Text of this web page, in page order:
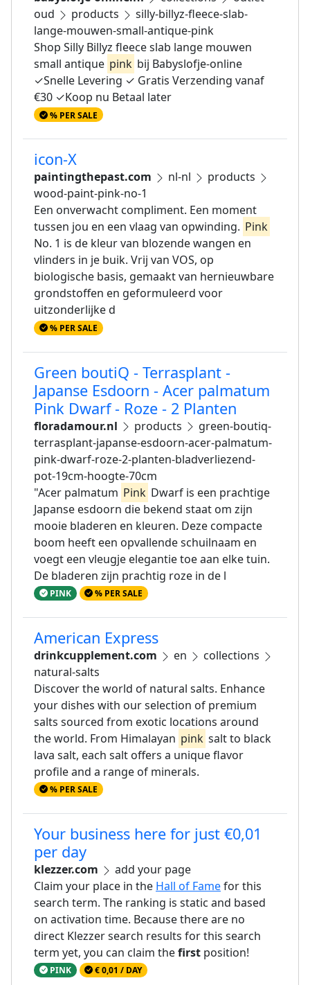
oud
products
silly-billyz-fleece-slab-
lange-mouwen-small-antique-pink
Shop Silly Billyz fleece slab lange mouwen
small antique pink bij Babyslofje-online
✓Snelle Levering ✓ Gratis Verzending vanaf
€30 ✓Koop nu Betaal later
% PER SALE
icon-X
paintingthepast.com nl-nl
products
wood-paint-pink-no-1
Een onverwacht compliment. Een moment
tussen jou en een vlaag van opwinding. Pink
No. 1 is de kleur van blozende wangen en
vlinders in je buik. Vrij van VOS, op
biologische basis, gemaakt van hernieuwbare
grondstoffen en geformuleerd voor
uitzonderlijke d
% PER SALE
Green boutiQ - Terrasplant -
Japanse Esdoorn - Acer palmatum
Pink Dwarf - Roze - 2 Planten
floradamour.nl products
green-boutiq-
terrasplant-japanse-esdoorn-acer-palmatum-
pink-dwarf-roze-2-planten-bladverliezend-
pot-19cm-hoogte-70cm
"Acer palmatum Pink Dwarf is een prachtige
Japanse esdoorn die bekend staat om zijn
mooie bladeren en kleuren. Deze compacte
boom heeft een opvallende schuilnaam en
voegt een vleugje elegantie toe aan elke tuin.
De bladeren zijn prachtig roze in de l
PINK % PER SALE
American Express
drinkcupplement.com en
collections
natural-salts
Discover the world of natural salts. Enhance
your dishes with our selection of premium
salts sourced from exotic locations around
the world. From Himalayan pink salt to black
lava salt, each salt offers a unique flavor
profile and a range of minerals.
% PER SALE
Your business here for just €0,01
per day
klezzer.com
add your page
Claim your place in the Hall of Famefor this
search term. The ranking is static and based
on activation time. Because there are no
direct Klezzer search results for this search
term yet, you can claim thefirst position!
PINK € 0,01 / DAY